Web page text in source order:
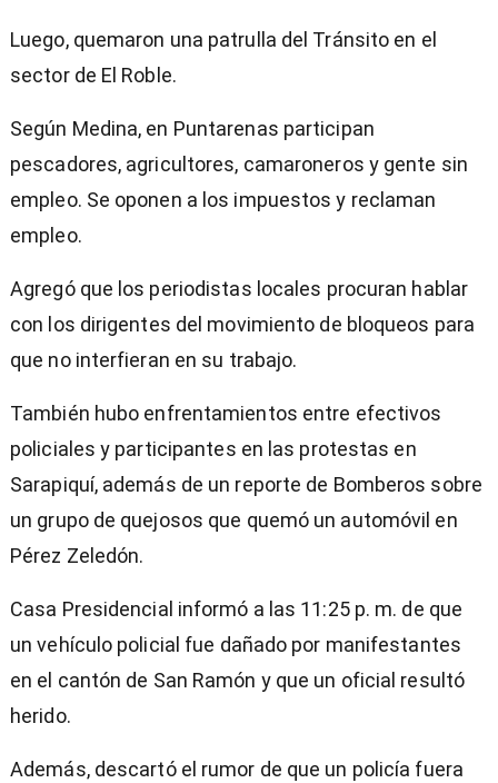
Luego, quemaron una patrulla del Tránsito en el
sector de El Roble.
Según Medina, en Puntarenas participan
pescadores, agricultores, camaroneros y gente sin
empleo. Se oponen a los impuestos y reclaman
empleo.
Agregó que los periodistas locales procuran hablar
con los dirigentes del movimiento de bloqueos para
que no interfieran en su trabajo.
También hubo enfrentamientos entre efectivos
policiales y participantes en las protestas en
Sarapiquí, además de un reporte de Bomberos sobre
un grupo de quejosos que quemó un automóvil en
Pérez Zeledón.
Casa Presidencial informó a las 11:25 p. m. de que
un vehículo policial fue dañado por manifestantes
en el cantón de San Ramón y que un oficial resultó
herido.
Además, descartó el rumor de que un policía fuera